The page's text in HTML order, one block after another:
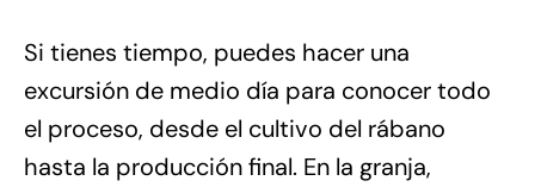
Si tienes tiempo, puedes hacer una
excursión de medio día para conocer todo
el proceso, desde el cultivo del rábano
hasta la producción final. En la granja,